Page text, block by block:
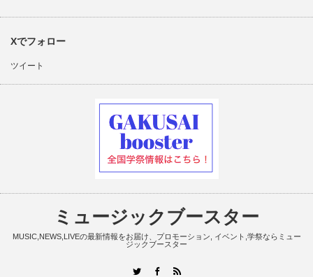
Xでフォロー
ツイート
ミュージックブースター
MUSIC,NEWS,LIVEの最新情報をお届け、プロモーション, イベント,学祭ならミュー
ジックブースター
TwitterFacebook